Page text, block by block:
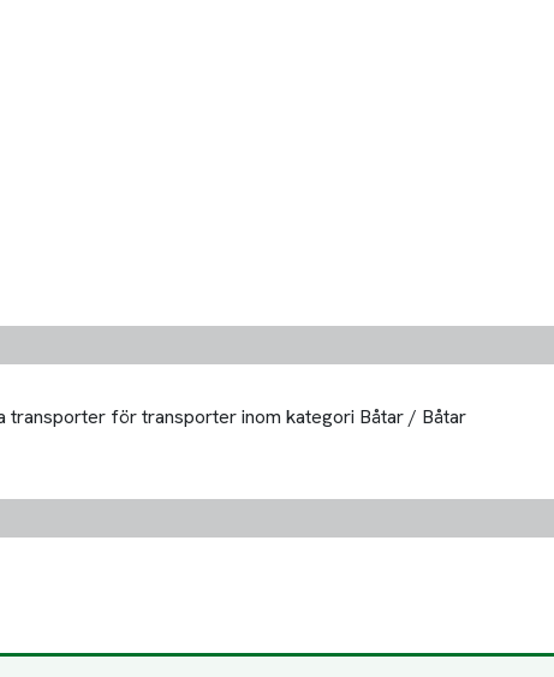
transporter för transporter inom kategori Båtar / Båtar